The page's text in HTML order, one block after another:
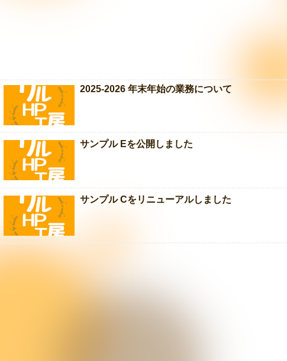
2025-2026 年末年始の業務について
サンプル Eを公開しました
サンプル Cをリニューアルしました